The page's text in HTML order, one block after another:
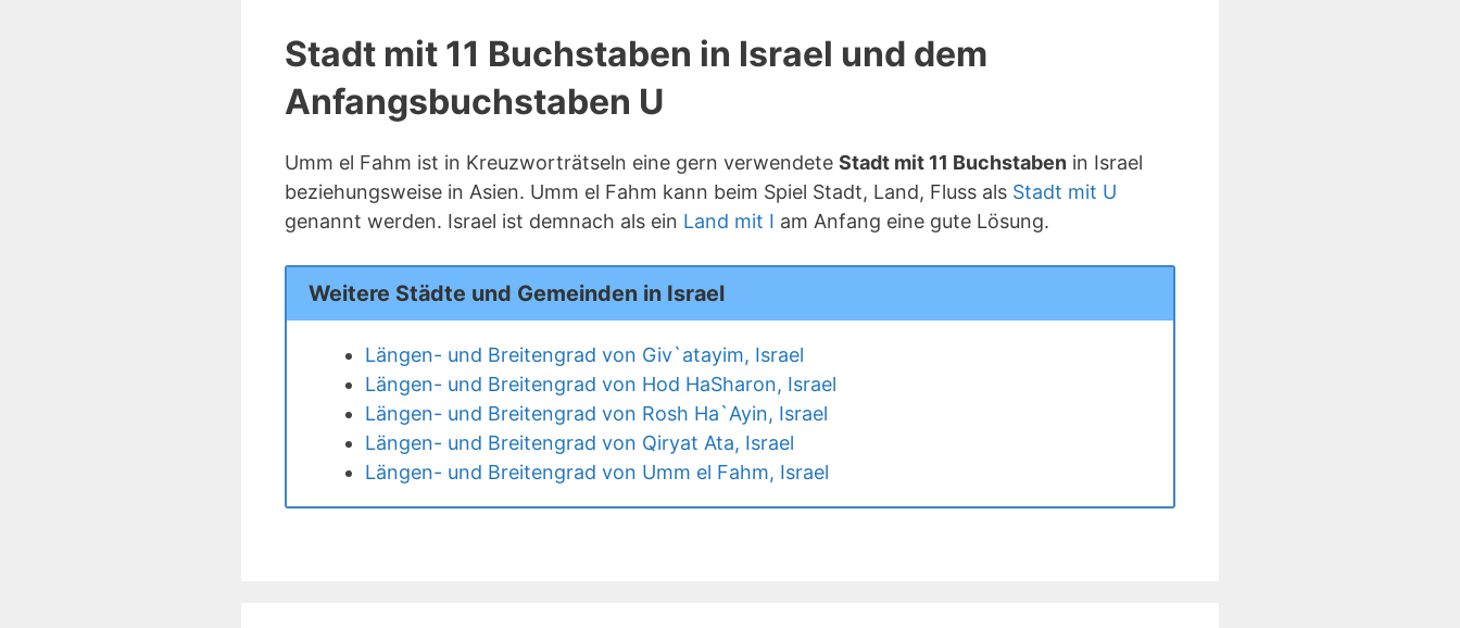
Stadt mit 11 Buchstaben in Israel und dem
Anfangsbuchstaben U
Umm el Fahm ist in Kreuzworträtseln eine gern verwendete Stadt mit 11 Buchstaben in Israel
beziehungsweise in Asien. Umm el Fahm kann beim Spiel Stadt, Land, Fluss als Stadt mit U
genannt werden. Israel ist demnach als ein Land mit I am Anfang eine gute Lösung.
Weitere Städte und Gemeinden in Israel
Längen- und Breitengrad von Giv`atayim, Israel
Längen- und Breitengrad von Hod HaSharon, Israel
Längen- und Breitengrad von Rosh Ha`Ayin, Israel
Längen- und Breitengrad von Qiryat Ata, Israel
Längen- und Breitengrad von Umm el Fahm, Israel